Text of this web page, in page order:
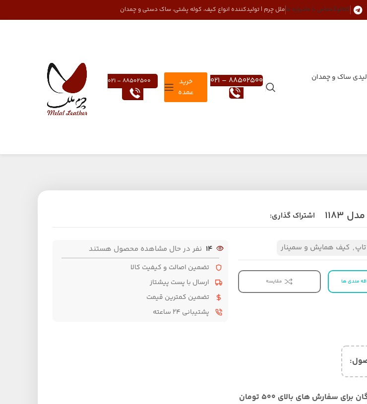
کاتالوگتماس با مادرباره ماملل چرم | تولیدکننده انواع کیف، کوله پشتی، ساک دستی و چمدان
ساک و چمدان
88502500 – 021
خرید
عمده
88502500 – 021
1183 اشتراک گذاری:
, کیف همایش و سمینار
مندی ها مقایسه
14 نفر در حال مشاهده محصول هستند
تضمین اصالت و کیفیت کالا
ارسال با پست پیشتاز
تضمین کمترین قیمت
پشتیبانی ۲۴ ساعته
برای سفارش های بالای ۵۰۰ تومان